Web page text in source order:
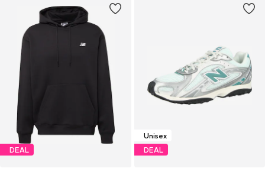
DEAL
Unisex
DEAL